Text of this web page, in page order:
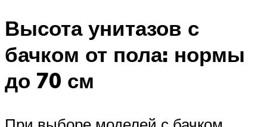
Высота унитазов с
бачком от пола: нормы
до 70 см